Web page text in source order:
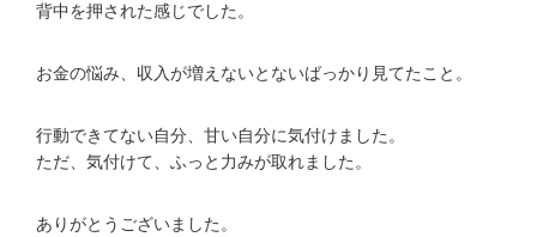
背中を押された感じでした。
お金の悩み、収入が増えないとないばっかり見てたこと。
行動できてない自分、甘い自分に気付けました。
ただ、気付けて、ふっと力みが取れました。
ありがとうございました。